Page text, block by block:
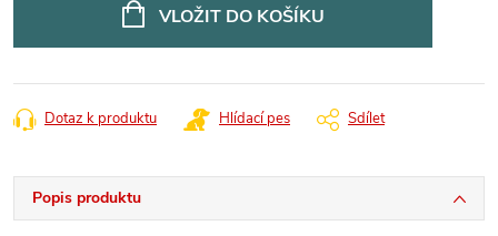
VLOŽIT DO KOŠÍKU
Dotaz k produktu Hlídací pes Sdílet
Popis produktu